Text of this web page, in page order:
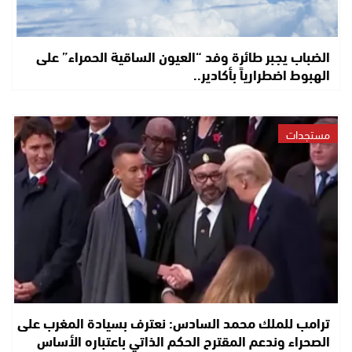
الضباب يجبر طائرة وفد “العيون الساقية الحمراء” على
الهبوط اضطرارياً بأكادير..
مستجدات
ترامب للملك محمد السادس: نعترف بسيادة المغرب على
الصحراء وندعم المقترح الحكم الذاتي باعتباره الأساس